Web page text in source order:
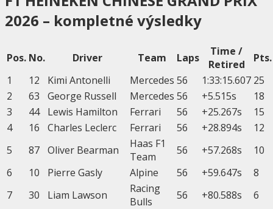
2026 – kompletné výsledky
Pos. No. Driver Team Laps
Time /
Retired
Pts.
1
12 Kimi Antonelli Mercedes 56 1:33:15.607 25
2
63 George Russell Mercedes 56 +5.515s
18
3
44 Lewis Hamilton Ferrari 56 +25.267s
15
4
16 Charles Leclerc Ferrari 56 +28.894s
12
5
87 Oliver Bearman
Haas F1
Team
56 +57.268s
10
6
10 Pierre Gasly Alpine 56 +59.647s
8
7
30 Liam Lawson
Racing
Bulls
56 +80.588s 6